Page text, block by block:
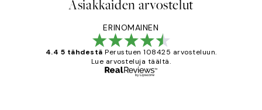
Asiakkaiden arvostelut
ERINOMAINEN
4.4 5 tähdestä Perustuen 108425 arvosteluun.
Lue arvosteluja täältä.